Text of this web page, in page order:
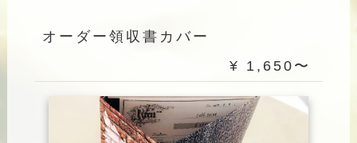
オーダー領収書カバー
¥ 1,650〜